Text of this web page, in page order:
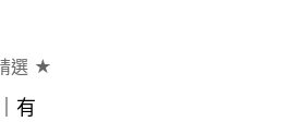
選 ★
有